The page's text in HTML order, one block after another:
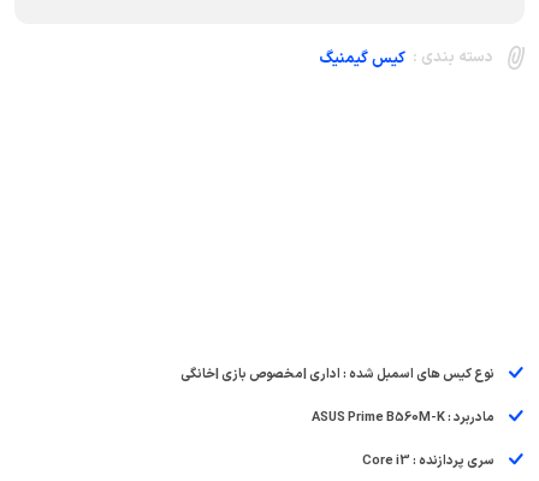
دسته بندی : کیس گیمنیگ
نوع کیس های اسمبل شده : اداری |مخصوص بازی |خانگی
مادربرد : ASUS Prime B560M-K
سری پردازنده : Core i3